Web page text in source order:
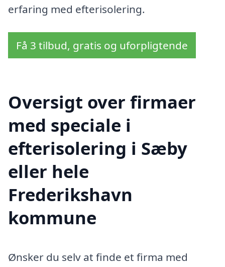
erfaring med efterisolering.
Få 3 tilbud, gratis og uforpligtende
Oversigt over firmaer
med speciale i
efterisolering i Sæby
eller hele
Frederikshavn
kommune
Ønsker du selv at finde et firma med